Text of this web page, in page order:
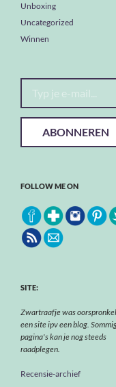
Unboxing
Uncategorized
Winnen
Typ je e-mail...
ABONNEREN
FOLLOW ME ON
SITE:
Zwartraafje was
een site ipv een blog.
pagina's kan je nog steeds
raadplegen.
Recensie-archief